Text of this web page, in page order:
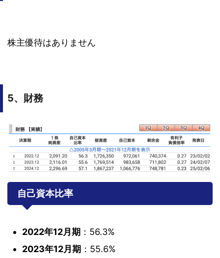
株主優待はありません
5、財務
自己資本比率
2022年12月期 ：56.3%
2023年12月期 ：55.6%